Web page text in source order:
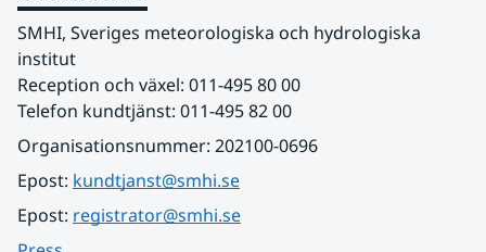
SMHI, Sveriges meteorologiska och hydrologiska
institut
Reception och växel: 011-495 80 00
Telefon kundtjänst: 011-495 82 00
Organisationsnummer: 202100-0696
Epost: kundtjanst@smhi.se
Epost: registrator@smhi.se